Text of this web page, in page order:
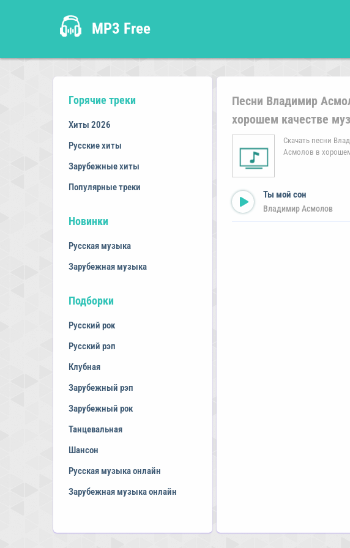
MP3 Free
Горячие треки
Хиты 2026
Русские хиты
Зарубежные хиты
Популярные треки
Новинки
Русская музыка
Зарубежная музыка
Подборки
Русский рок
Русский рэп
Клубная
Зарубежный рэп
Зарубежный рок
Танцевальная
Шансон
Русская музыка онлайн
Зарубежная музыка онлайн
Песни Владимир
хорошем качестве
Скачать песни
Асмолов в
Ты мой сон
Владимир Асмолов